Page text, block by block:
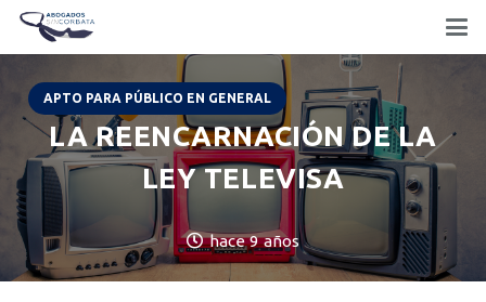
APTO PARA PÚBLICO EN GENERAL
LA REENCARNACIÓN DE LA
LEY TELEVISA
hace 9 años